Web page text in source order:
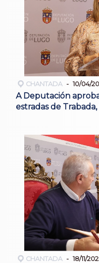
CHANTADA 10/04/
A Deputación
estradas de
CHANTADA 18/11/